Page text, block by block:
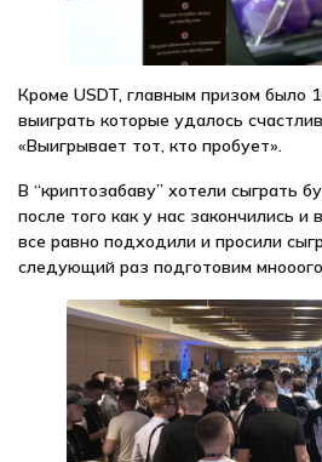
Кроме USDT, главным призом было
выиграть которые удалось
«Выигрывает тот, кто пробует».
В “криптозабаву” хотели сыграть
после того как у нас закончились
все равно подходили и просили
следующий раз подготовим